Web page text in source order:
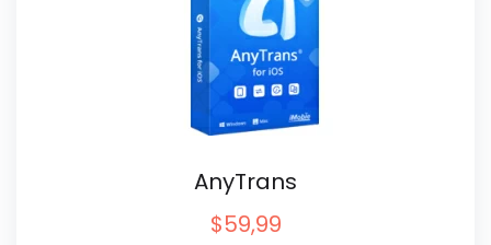
AnyTrans
$59,99